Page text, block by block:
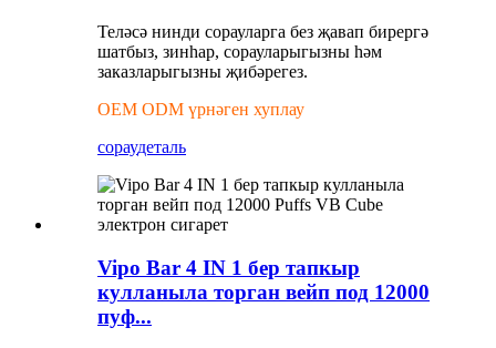
Теләсә нинди сорауларга без җавап бирергә
шатбыз, зинһар, сорауларыгызны һәм
заказларыгызны җибәрегез.
OEM ODM үрнәген хуплау
сораудеталь
Vipo Bar 4 IN 1 бер тапкыр
кулланыла торган вейп под 12000
пуф...